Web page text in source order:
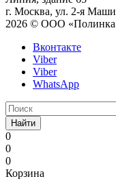
г. Москва, ул. 2-я
2026 © ООО
Вконтакте
Viber
Viber
WhatsApp
Найти
0
0
0
Корзина